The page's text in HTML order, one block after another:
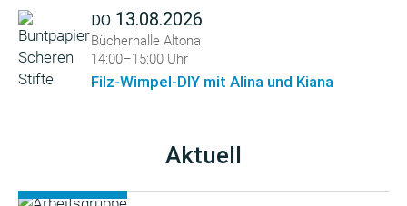
DO 13.08.2026
Bücherhalle Altona
14:00–15:00 Uhr
Filz-Wimpel-DIY mit Alina und Kiana
Aktuell